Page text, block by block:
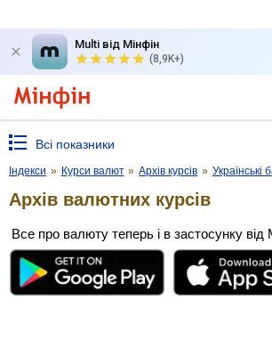
Multi від Мінфін
(8,9K+)
Всі показники
Індекси » Курси валют » Архів курсів » Українські
Архів валютних курсів
Все про валюту теперь і в застосунку від